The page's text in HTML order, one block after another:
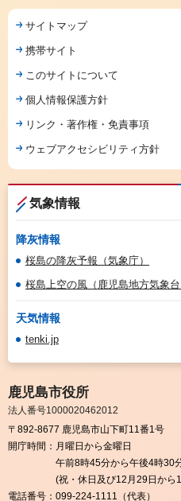
サイトマップ
携帯サイト
このサイトについて
個人情報保護方針
リンク・著作権・免責事項
ウェブアクセシビリティ方針
気象情報
降灰情報
桜島の降灰予報（気象庁）
桜島上空の風（鹿児島地方気象台
天気情報
tenki.jp
鹿児島市役所
法人番号1000020462012
〒892-8677 鹿児島市山下町11番1号
開庁時間： 月曜日から金曜日
午前8時45分から午後4時30
(祝・休日及び12月29日から
電話番号： 099-224-1111（代表）